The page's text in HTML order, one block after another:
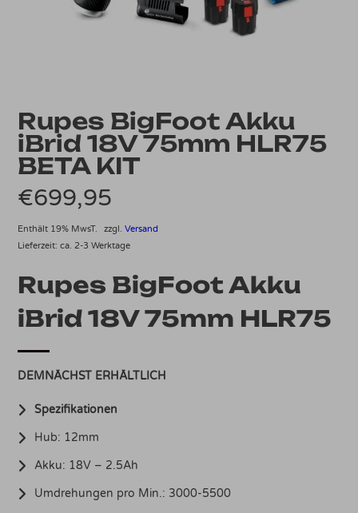
Rupes BigFoot Akku
iBrid 18V 75mm HLR75
BETA KIT
€699,95
Enthält 19% MwsT. zzgl.Versand
Lieferzeit: ca. 2-3 Werktage
Rupes BigFoot Akku
iBrid 18V 75mm HLR75
DEMNÄCHST ERHÄLTLICH
Spezifikationen
Hub: 12mm
Akku: 18V – 2.5Ah
Umdrehungen pro Min.: 3000-5500